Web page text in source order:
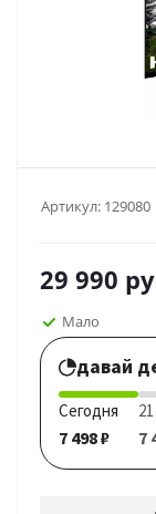
Артикул: 129080
29 990
Мало
давай
Сегодня
7 498 ₽ 7